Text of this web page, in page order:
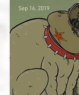
Sep 16, 2019